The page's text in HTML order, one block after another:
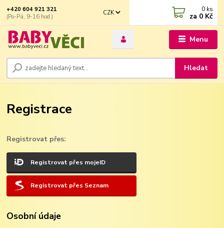
Menu
CZK
Hledat
+420 604 921 321
(Po-Pá, 9-16 hod.)
0 ks
za 0 Kč
Registrace
Registrovat přes:
Registrovat přes mojeID
Registrovat přes Seznam
Osobní údaje